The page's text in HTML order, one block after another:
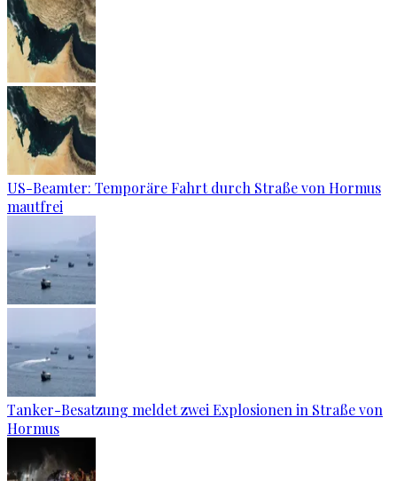
US-Beamter: Temporäre Fahrt durch Straße von Hormus
mautfrei
Tanker-Besatzung meldet zwei Explosionen in Straße von
Hormus